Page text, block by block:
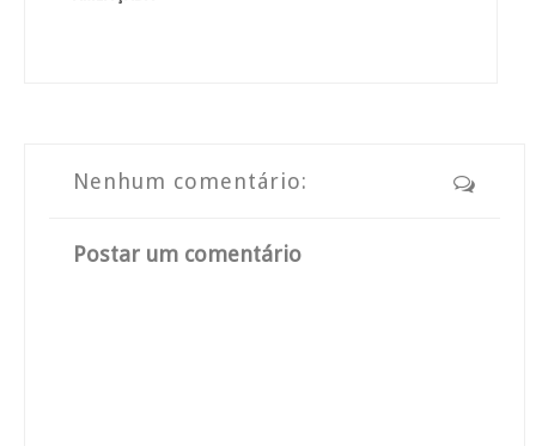
Nenhum comentário:
Postar um comentário